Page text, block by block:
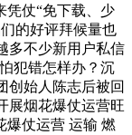
凭仗“免下载、少
的好评拜候量也
多不少新用户私信
犯错怎样办？沉
创始人陈志后被回
展烟花爆仗运营旺
爆仗运营 运输 燃